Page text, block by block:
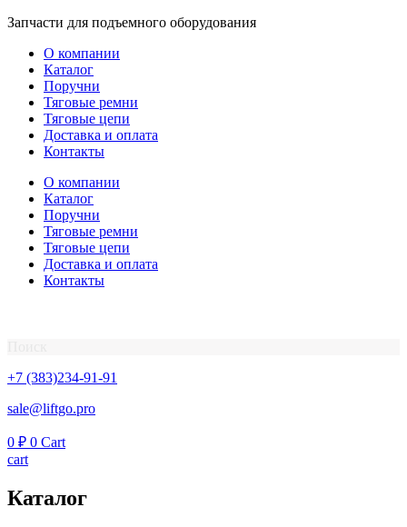
Перейти
содержимому
Запчасти для подъемного оборудования
О компании
Каталог
Поручни
Тяговые ремни
Тяговые цепи
Доставка и оплата
Контакты
О компании
Каталог
Поручни
Тяговые ремни
Тяговые цепи
Доставка и оплата
Контакты
+7 (383)234-91-91
sale@liftgo.pro
0 ₽ 0 Cart
cart
Каталог